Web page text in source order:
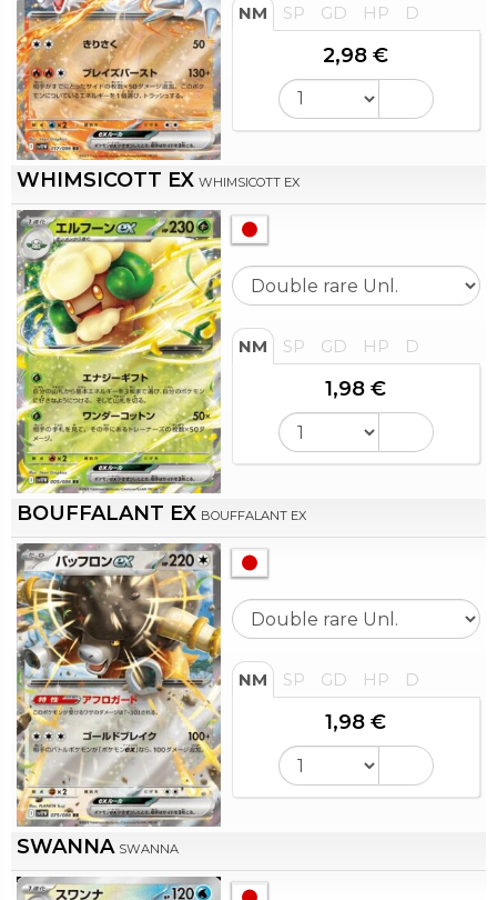
NM SP GD HP D
2,98 €
WHIMSICOTT EX WHIMSICOTT EX
NM SP GD HP D
1,98 €
BOUFFALANT EX BOUFFALANT EX
NM SP GD HP D
1,98 €
SWANNA SWANNA